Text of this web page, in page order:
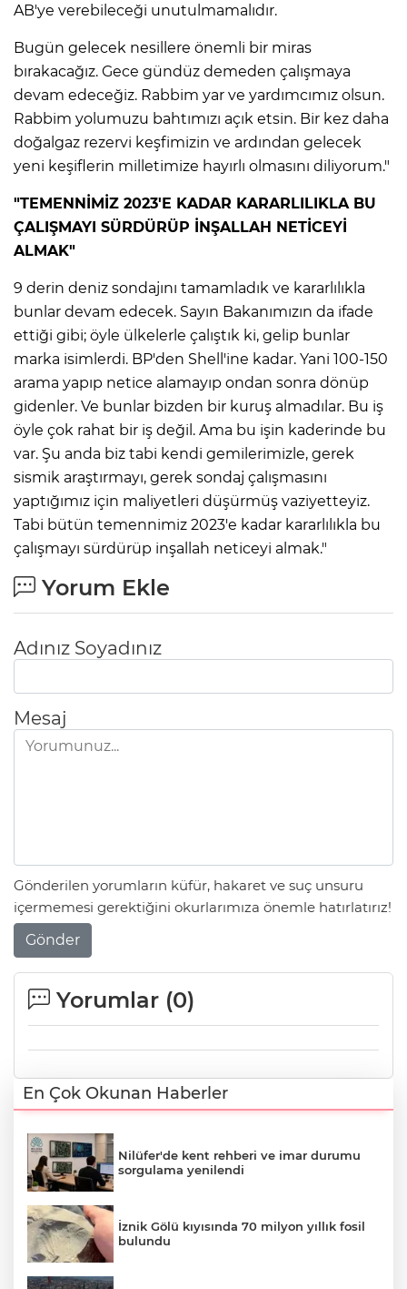
AB'ye verebileceği unutulmamalıdır.
Bugün gelecek nesillere önemli bir miras
bırakacağız. Gece gündüz demeden çalışmaya
devam edeceğiz. Rabbim yar ve yardımcımız olsun.
Rabbim yolumuzu bahtımızı açık etsin. Bir kez daha
doğalgaz rezervi keşfimizin ve ardından gelecek
yeni keşiflerin milletimize hayırlı olmasını diliyorum."
"TEMENNİMİZ 2023'E KADAR KARARLILIKLA BU
ÇALIŞMAYI SÜRDÜRÜP İNŞALLAH NETİCEYİ
ALMAK"
9 derin deniz sondajını tamamladık ve kararlılıkla
bunlar devam edecek. Sayın Bakanımızın da ifade
ettiği gibi; öyle ülkelerle çalıştık ki, gelip bunlar
marka isimlerdi. BP'den Shell'ine kadar. Yani 100-150
arama yapıp netice alamayıp ondan sonra dönüp
gidenler. Ve bunlar bizden bir kuruş almadılar. Bu iş
öyle çok rahat bir iş değil. Ama bu işin kaderinde bu
var. Şu anda biz tabi kendi gemilerimizle, gerek
sismik araştırmayı, gerek sondaj çalışmasını
yaptığımız için maliyetleri düşürmüş vaziyetteyiz.
Tabi bütün temennimiz 2023'e kadar kararlılıkla bu
çalışmayı sürdürüp inşallah neticeyi almak."
Yorum Ekle
Adınız Soyadınız
Mesaj
Gönderilen yorumların küfür, hakaret ve suç unsuru
içermemesi gerektiğini okurlarımıza önemle hatırlatırız!
Gönder
Yorumlar (0)
En Çok Okunan Haberler
Nilüfer'de kent rehberi ve imar durumu
sorgulama yenilendi
İznik Gölü kıyısında 70 milyon yıllık fosil
bulundu